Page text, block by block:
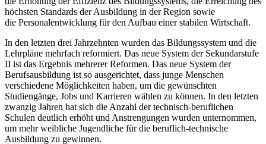
höchsten Standards der Ausbildung in der Region sowie
die Personalentwicklung für den Aufbau einer stabilen Wirtschaft.
In den letzten drei Jahrzehnten wurden das Bildungssystem und die
Lehrpläne mehrfach reformiert. Das neue System der Sekundarstufe
II ist das Ergebnis mehrerer Reformen. Das neue System der
Berufsausbildung ist so ausgerichtet, dass junge Menschen
verschiedene Möglichkeiten haben, um die gewünschten
Studiengänge, Jobs und Karrieren wählen zu können. In den letzten
zwanzig Jahren hat sich die Anzahl der technisch-beruflichen
Schulen deutlich erhöht und Anstrengungen wurden unternommen,
um mehr weibliche Jugendliche für die beruflich-technische
Ausbildung zu gewinnen.